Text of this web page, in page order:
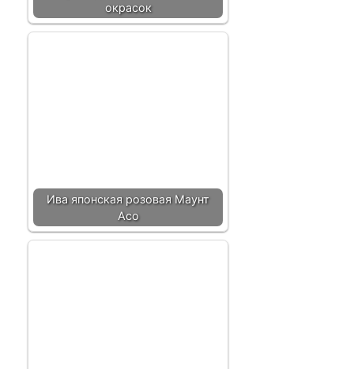
окрасок
Ива японская розовая Маунт
Асо